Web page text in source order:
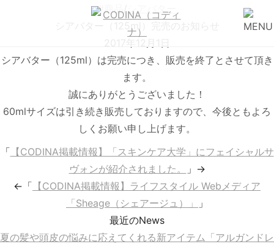
#商品 /シアバター
シアバター（125ml）完売のお知らせ
シアバター（125ml）は完売につき、販売を終了とさせて頂き
ます。
誠にありがとうございました！
60mlサイズは引き続き販売しておりますので、今後ともよろ
しくお願い申し上げます。
「 【CODINA掲載情報】「スキンケア大学」にフェイシャルサ
ヴォンが紹介されました。
」→
←「 【CODINA掲載情報】ライフスタイル Webメディア
「Sheage（シェアージュ）」
」
最近のNews
夏の髪や頭皮の悩みに応えてくれる新アイテム「アルガンドレ